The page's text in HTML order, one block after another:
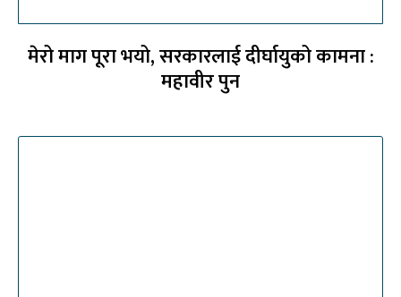
मेरो माग पूरा भयो, सरकारलाई दीर्घायुको कामना :
महावीर पुन